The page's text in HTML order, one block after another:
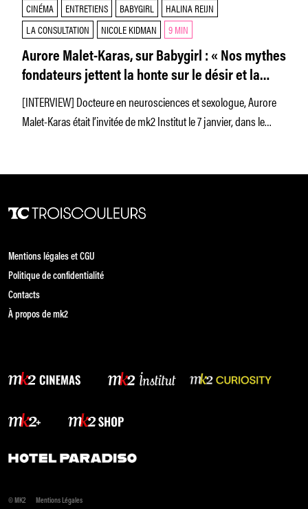
CINÉMA ENTRETIENS BABYGIRL
HALINA REIJN
LA CONSULTATION
NICOLE KIDMAN 9 MIN
Aurore Malet-Karas, sur Babygirl : « Nos mythes
fondateurs jettent la honte sur le désir et la
curiosité des femmes »
[INTERVIEW] Docteure en neurosciences et sexologue, Aurore
Malet-Karas était l’invitée de mk2 Institut le 7 janvier, dans le
Mentions légales et CGU
Politique de confidentialité
Contacts
À propos de mk2
© MK2 Mentions Légales